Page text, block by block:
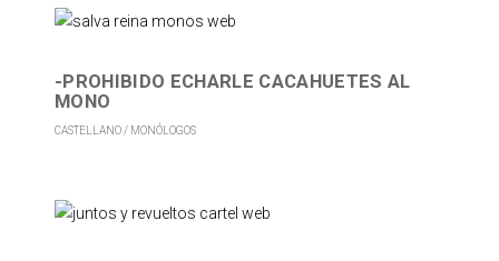
-PROHIBIDO ECHARLE CACAHUETES AL
MONO
CASTELLANO MONÓLOGOS